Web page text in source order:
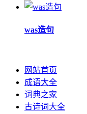
was造句
网站首页
成语大全
词典之家
古诗词大全